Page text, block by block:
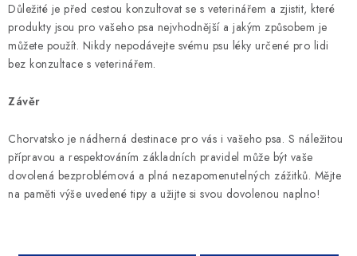
Důležité je před cestou konzultovat se s veterinářem a zjistit, které
produkty jsou pro vašeho psa nejvhodnější a jakým způsobem je
můžete použít. Nikdy nepodávejte svému psu léky určené pro lidi
bez konzultace s veterinářem.
Závěr
Chorvatsko je nádherná destinace pro vás i vašeho psa. S náležitou
přípravou a respektováním základních pravidel může být vaše
dovolená bezproblémová a plná nezapomenutelných zážitků. Mějte
na paměti výše uvedené tipy a užijte si svou dovolenou naplno!